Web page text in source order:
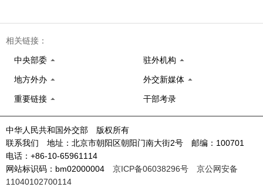
相关链接：
中央部委 驻外机构
地方外办 外交新媒体
重要链接 干部考录
中华人民共和国外交部 版权所有
联系我们 地址：北京市朝阳区朝阳门南大街2号 邮编：100701
电话：+86-10-65961114
网站标识码：bm02000004 京ICP备06038296号
京公网安备
11040102700114